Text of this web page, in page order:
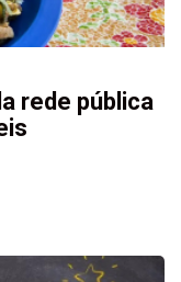
rede pública